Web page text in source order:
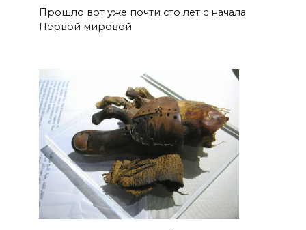
Прошло вот уже почти сто лет с начала
Первой мировой